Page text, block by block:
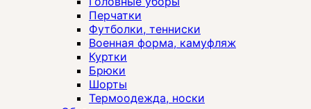
Перчатки
Футболки, тенниски
Военная форма, камуфляж
Куртки
Брюки
Шорты
Термоодежда, носки